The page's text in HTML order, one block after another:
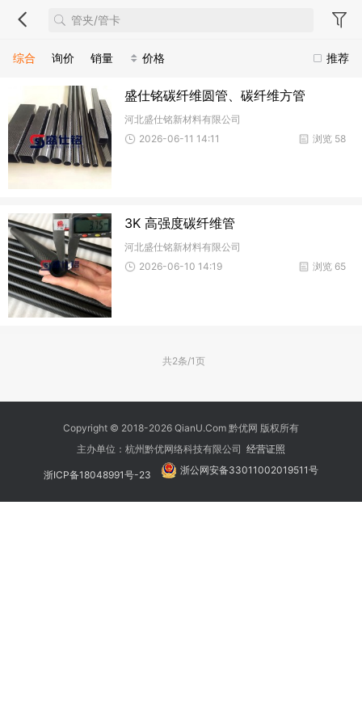
推荐
综合 询价 销量 价格
盛仕铭碳纤维圆管、碳纤维方管
河北盛仕铭新材料有限公司
浏览 58
2026-06-11 14:11
3K 高强度碳纤维管
河北盛仕铭新材料有限公司
浏览 65
2026-06-10 14:19
共2条/1页
Copyright © 2018-2026 QianU.Com 黔优网 版权所有
主办单位：杭州黔优网络科技有限公司 经营证照
浙ICP备18048991号-23 浙公网安备33011002019511号